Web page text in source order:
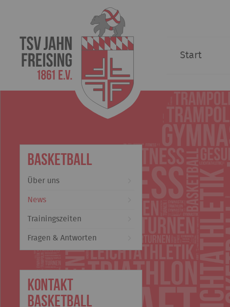
Start
Basketball
Über uns
News
Trainingszeiten
Fragen & Antworten
Kontakt
Basketball